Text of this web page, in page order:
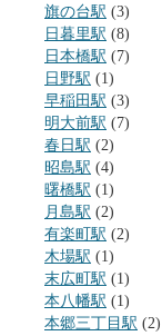
旗の台駅 (3)
日暮里駅 (8)
日本橋駅 (7)
日野駅 (1)
早稲田駅 (3)
明大前駅 (7)
春日駅 (2)
昭島駅 (4)
曙橋駅 (1)
月島駅 (2)
有楽町駅 (2)
木場駅 (1)
末広町駅 (1)
本八幡駅 (1)
本郷三丁目駅 (2)